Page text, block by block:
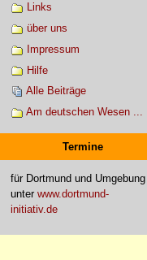
Links
über uns
Impressum
Hilfe
Alle Beiträge
Am deutschen Wesen ...
Termine
für Dortmund und Umgebung
unter www.dortmund-
initiativ.de